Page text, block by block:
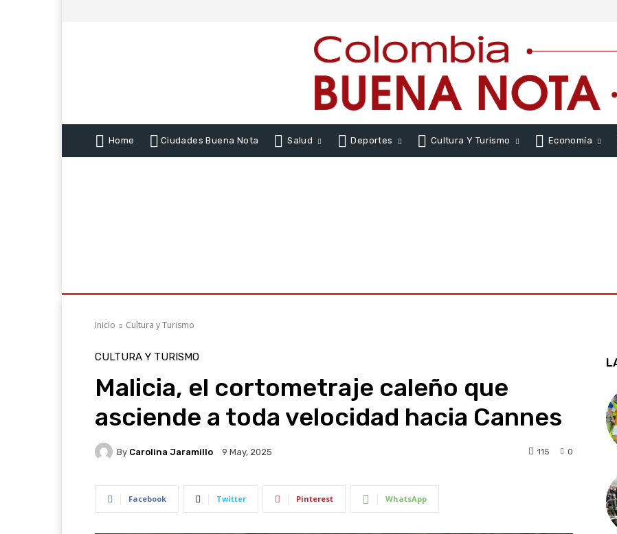
Home Ciudades Buena Nota Salud Deportes Cultura Y Turismo Economía
Inicio Cultura y Turismo
CULTURA Y TURISMO
Malicia, el cortometraje caleño que
asciende a toda velocidad hacia Cannes
By Carolina Jaramillo 9 May, 2025 0
115
Facebook Twitter Pinterest WhatsApp